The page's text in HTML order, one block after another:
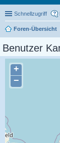
Schnellzugriff
Foren-Übersicht
Benutzer
+
−